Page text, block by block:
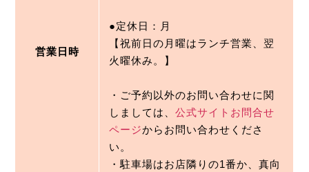
営業日時
●定休日：月
【祝前日の月曜はランチ営業、翌
火曜休み。】
・ご予約以外のお問い合わせに関
しましては、 公式サイトお問合せ
ページからお問い合わせくださ
い。
・駐車場はお店隣りの1番か、真向